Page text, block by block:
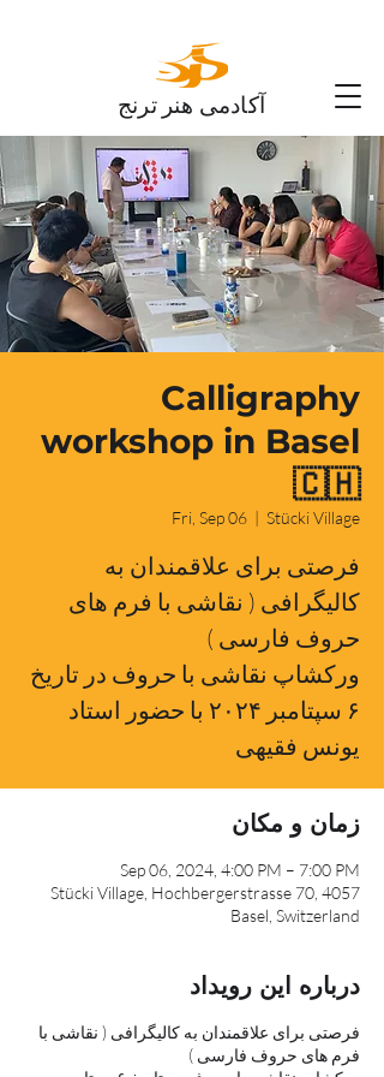
آکادمی هنر ترنج
Calligraphy
workshop in Basel
🇨🇭
Fri, Sep 06
  |
Stücki Village
فرصتی برای علاقمندان به
کالیگرافی ( نقاشی با فرم های
ورکشاپ نقاشی با حروف در تاریخ
۶ سپتامبر ۲۰۲۴ با حضور استاد
یونس فقیهی
زمان و مکان
Sep 06, 2024, 4:00 PM – 7:00 PM
Stücki Village, Hochbergerstrasse 70, 4057
Basel, Switzerland
درباره این رویداد
فرصتی برای علاقمندان به کالیگرافی ( نقاشی با
فرم های حروف فارسی )